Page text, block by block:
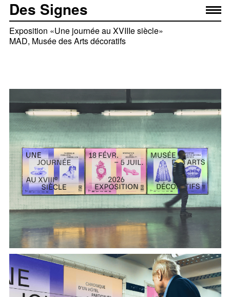
Exposition «Une journée au XVIIIe siècle»
MAD, Musée des Arts décoratifs
— Élise Muchir
— Franklin Desclouds
Avec
— Pierre Besombes (motion design)
Impression
— Lézard graphique (sérigraphie)
Photo in situ
© Maxime Montazeaud
Des Signes